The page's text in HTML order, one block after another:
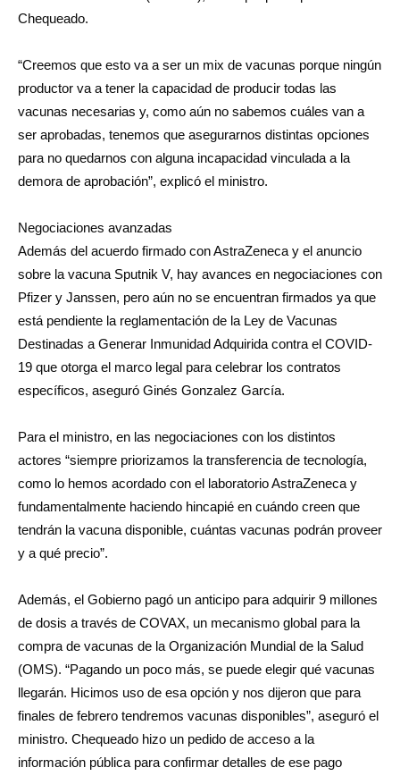
Chequeado.
“Creemos que esto va a ser un mix de vacunas porque ningún
productor va a tener la capacidad de producir todas las
vacunas necesarias y, como aún no sabemos cuáles van a
ser aprobadas, tenemos que asegurarnos distintas opciones
para no quedarnos con alguna incapacidad vinculada a la
demora de aprobación”, explicó el ministro.
Negociaciones avanzadas
Además del acuerdo firmado con AstraZeneca y el anuncio
sobre la vacuna Sputnik V, hay avances en negociaciones con
Pfizer y Janssen, pero aún no se encuentran firmados ya que
está pendiente la reglamentación de la Ley de Vacunas
Destinadas a Generar Inmunidad Adquirida contra el COVID-
19 que otorga el marco legal para celebrar los contratos
específicos, aseguró Ginés Gonzalez García.
Para el ministro, en las negociaciones con los distintos
actores “siempre priorizamos la transferencia de tecnología,
como lo hemos acordado con el laboratorio AstraZeneca y
fundamentalmente haciendo hincapié en cuándo creen que
tendrán la vacuna disponible, cuántas vacunas podrán proveer
y a qué precio”.
Además, el Gobierno pagó un anticipo para adquirir 9 millones
de dosis a través de COVAX, un mecanismo global para la
compra de vacunas de la Organización Mundial de la Salud
(OMS). “Pagando un poco más, se puede elegir qué vacunas
llegarán. Hicimos uso de esa opción y nos dijeron que para
finales de febrero tendremos vacunas disponibles”, aseguró el
ministro. Chequeado hizo un pedido de acceso a la
información pública para confirmar detalles de ese pago